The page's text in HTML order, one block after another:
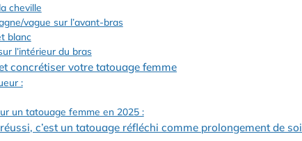
cheville
vague sur l’avant-bras
blanc
l’intérieur du bras
concrétiser votre tatouage femme
:
un tatouage femme en 2025 :
c’est un tatouage réfléchi comme prolongement de soi